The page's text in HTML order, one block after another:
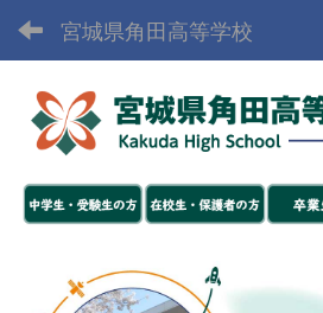
宮城県角田高等学校